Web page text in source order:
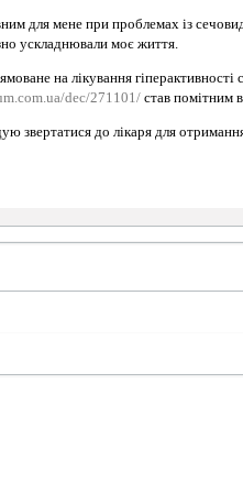
для мене при проблемах із
ускладнювали моє життя.
на лікування гіперактивності
dec/271101/ став помітним
до лікаря для отримання